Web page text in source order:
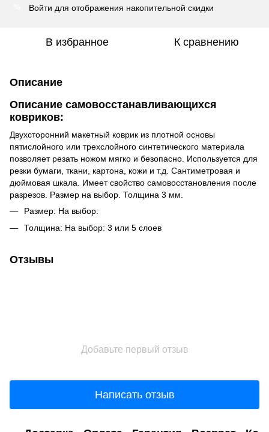
Войти для отображения накопительной скидки
В избранное К сравнению
Описание
Описание самовосстанавливающихся
ковриков:
Двухсторонний макетный коврик из плотной основы
пятислойного или трехслойного синтетического материала
позволяет резать ножом мягко и безопасно. Используется для
резки бумаги, ткани, картона, кожи и т.д. Сантиметровая и
дюймовая шкала. Имеет свойство самовосстановления после
разрезов. Размер на выбор. Толщина 3 мм.
Размер: На выбор:
Толщина: На выбор: 3 или 5 слоев
Отзывы
Добавьте первый отзыв
Написать отзыв